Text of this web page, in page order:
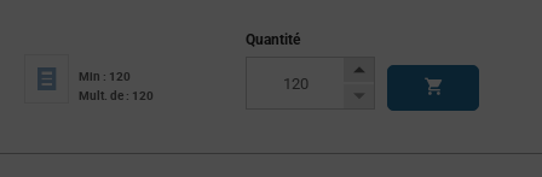
Min : 120
Mult. de : 120
Quantité
Increase
Decrease